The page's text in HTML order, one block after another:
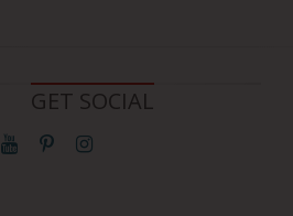
GET SOCIAL